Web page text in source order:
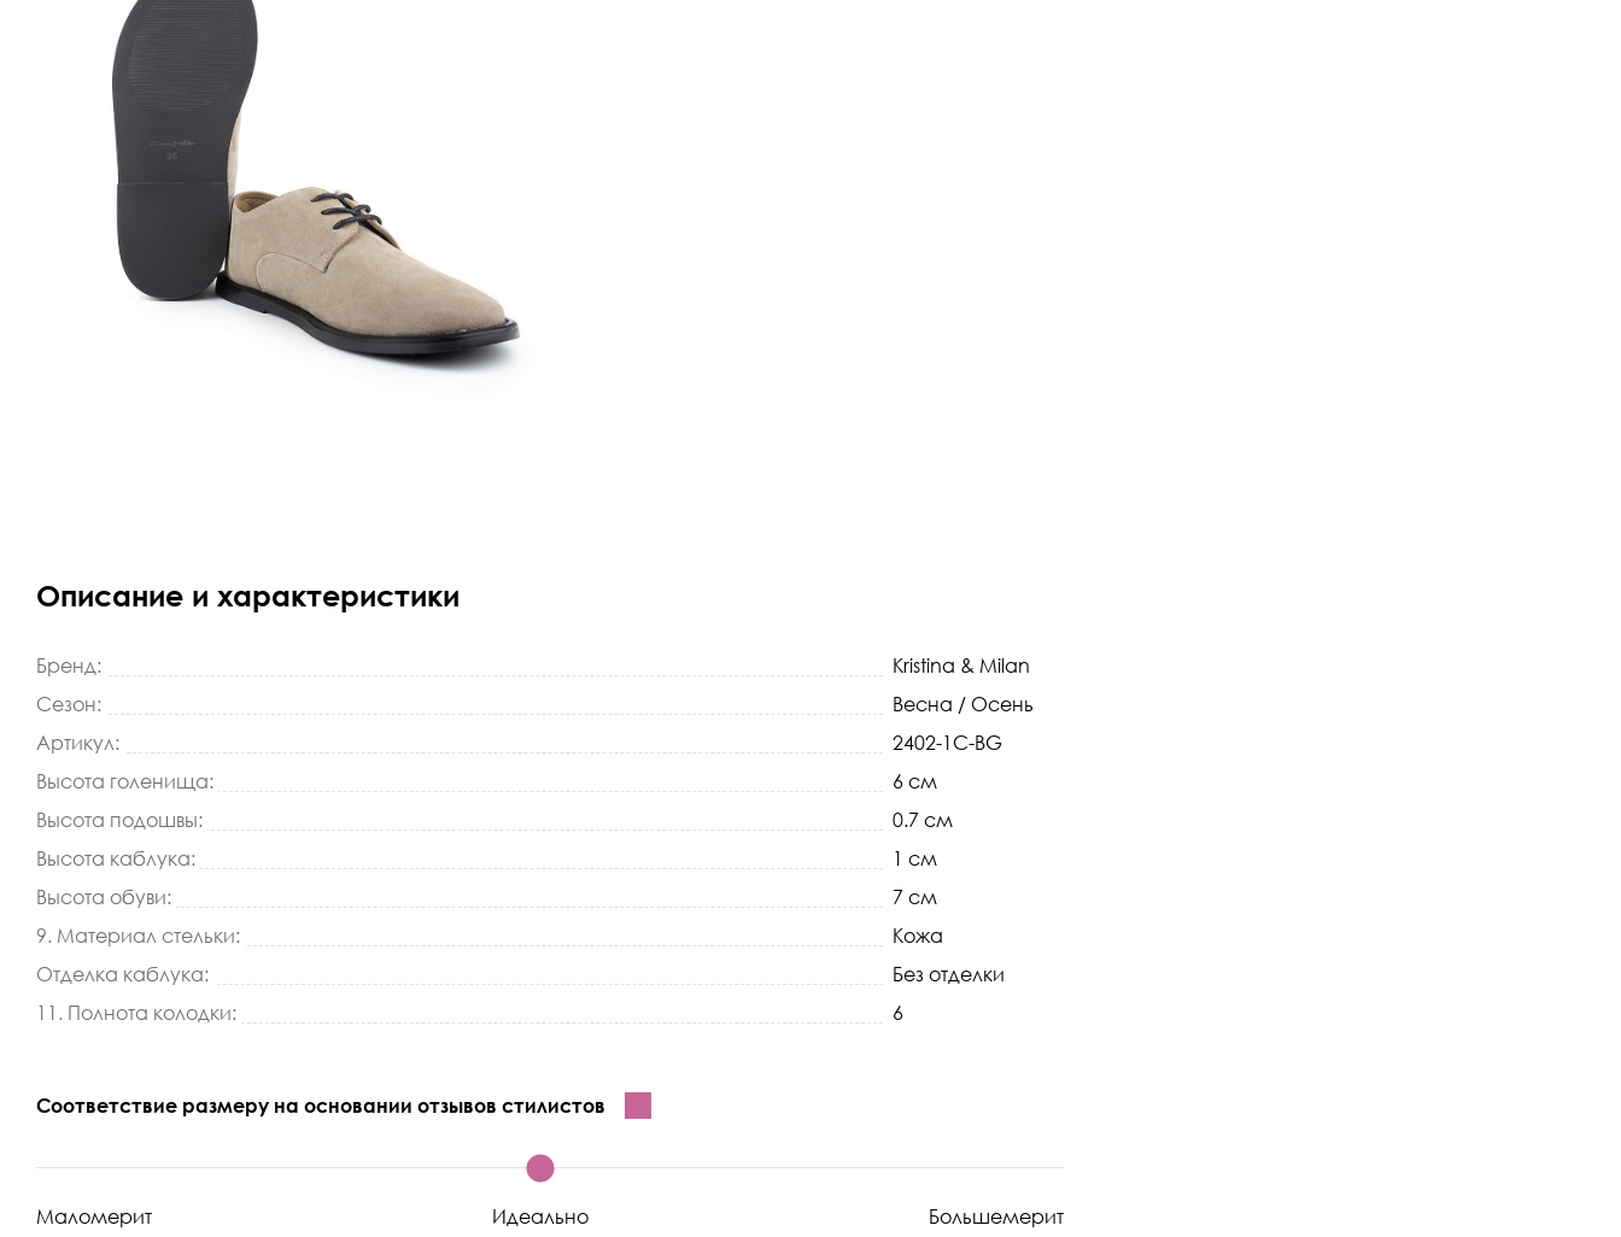
Описание и характеристики
Бренд:
Kristina & Milan
Сезон:
Весна / Осень
Артикул:
2402-1C-BG
Высота голенища:
6 см
Высота подошвы:
0.7 см
Высота каблука:
1 см
Высота обуви:
7 см
9. Материал стельки:
Кожа
Отделка каблука:
Без отделки
11. Полнота колодки:
6
Соответствие размеру на основании отзывов стилистов
Маломерит Идеально Большемерит